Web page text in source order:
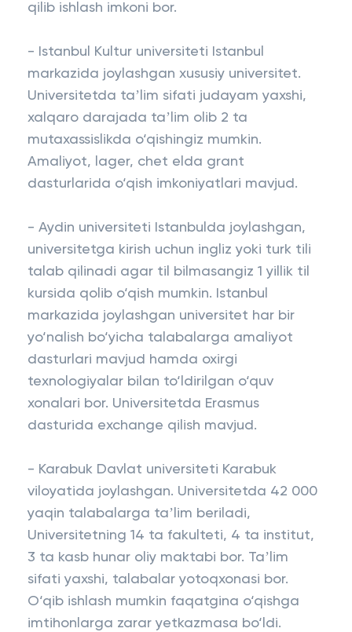
qilib ishlash imkoni bor.
- Istanbul Kultur universiteti Istanbul
markazida joylashgan xususiy universitet.
Universitetda taʼlim sifati judayam yaxshi,
xalqaro darajada taʼlim olib 2 ta
mutaxassislikda o‘qishingiz mumkin.
Amaliyot, lager, chet elda grant
dasturlarida o‘qish imkoniyatlari mavjud.
- Aydin universiteti Istanbulda joylashgan,
universitetga kirish uchun ingliz yoki turk tili
talab qilinadi agar til bilmasangiz 1 yillik til
kursida qolib o‘qish mumkin. Istanbul
markazida joylashgan universitet har bir
yo‘nalish bo‘yicha talabalarga amaliyot
dasturlari mavjud hamda oxirgi
texnologiyalar bilan to‘ldirilgan o‘quv
xonalari bor. Universitetda Erasmus
dasturida exchange qilish mavjud.
- Karabuk Davlat universiteti Karabuk
viloyatida joylashgan. Universitetda 42 000
yaqin talabalarga taʼlim beriladi,
Universitetning 14 ta fakulteti, 4 ta institut,
3 ta kasb hunar oliy maktabi bor. Taʼlim
sifati yaxshi, talabalar yotoqxonasi bor.
O‘qib ishlash mumkin faqatgina o‘qishga
imtihonlarga zarar yetkazmasa bo‘ldi.